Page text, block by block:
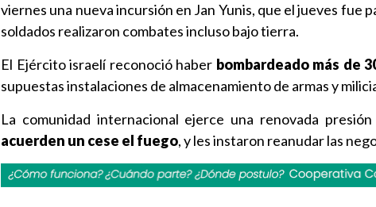
viernes una nueva incursión en Jan Yunis, que el jueves fue
soldados realizaron combates incluso bajo tierra.
El Ejército israelí reconoció haber bombardeado más de
supuestas instalaciones de almacenamiento de armas y
La comunidad internacional ejerce una renovada
acuerden un cese el fuego, y les instaron reanudar las